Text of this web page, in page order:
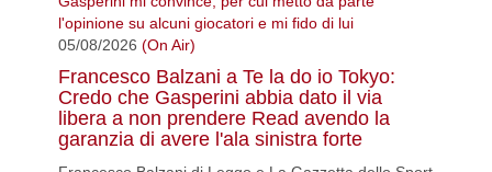
05/08/2026 (On Air)
Francesco Balzani a Te la do io Tokyo:
Credo che Gasperini abbia dato il via
libera a non prendere Read avendo la
garanzia di avere l'ala sinistra forte